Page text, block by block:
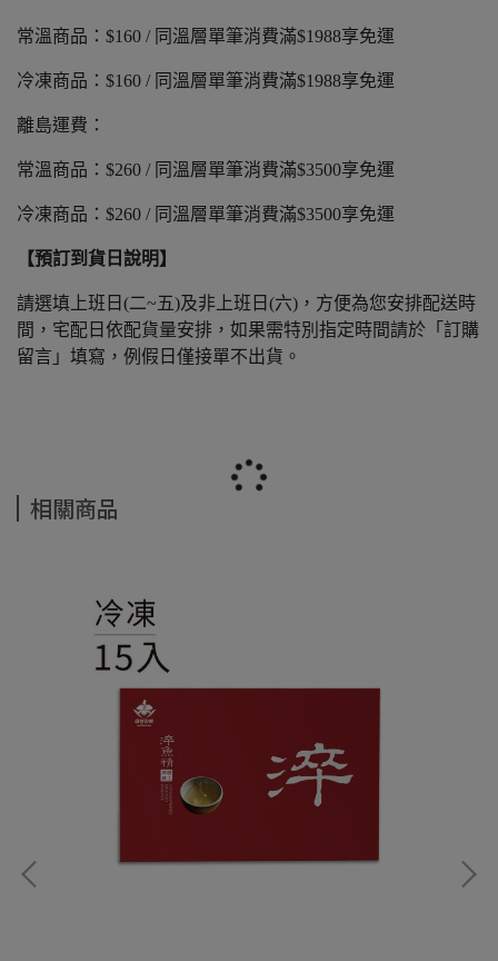
常溫商品：$160 / 同溫層單筆消費滿$1988享免運
冷凍商品：$160 / 同溫層單筆消費滿$1988享免運
離島運費：
常溫商品：$260 / 同溫層單筆消費滿$3500享免運
冷凍商品：$260 / 同溫層單筆消費滿$3500享免運
【預訂到貨日說明】
請選填上班日(二~五)及非上班日(六)，方便為您安排配送時
間，宅配日依配貨量安排，如果需特別指定時間請於「訂購
留言」填寫，例假日僅接單不出貨。
相關商品